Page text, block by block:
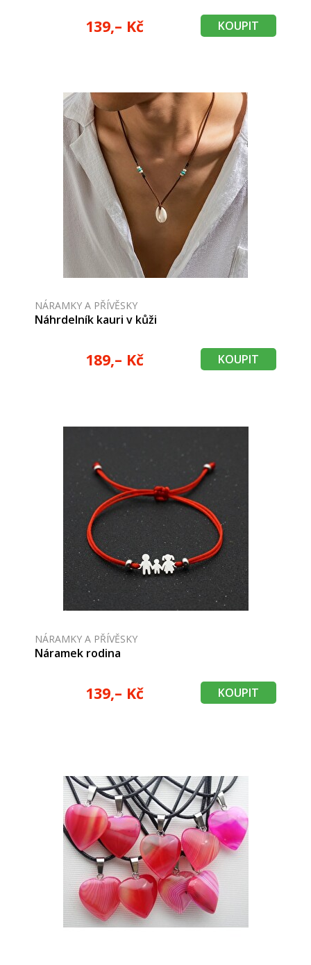
139,– Kč KOUPIT
NÁRAMKY A PŘÍVĚSKY
Náhrdelník kauri v kůži
189,– Kč KOUPIT
NÁRAMKY A PŘÍVĚSKY
Náramek rodina
139,– Kč KOUPIT